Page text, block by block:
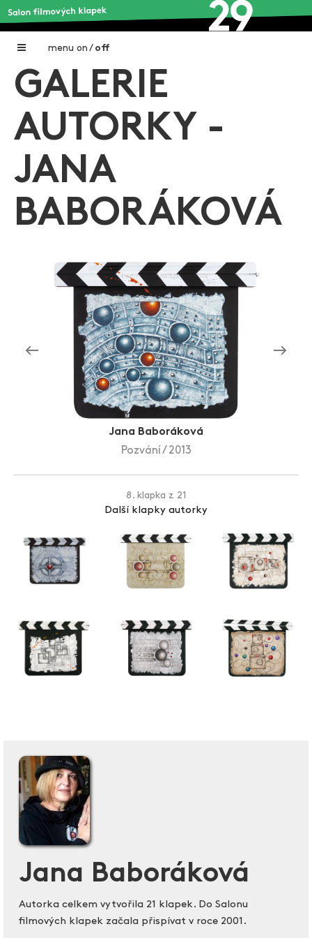
menu on / off
Home
Galerie filmových klapek
Autoři filmových klapek
O projektu
Aukce filmových klapek
Zlín Film Festival
GALERIE
AUTORKY -
JANA
BABORÁKOVÁ
Jana Baboráková
Pozvání / 2013
8. klapka z 21
Další klapky autorky
Jana Baboráková
Autorka celkem vytvořila 21 klapek. Do Salonu
filmových klapek začala přispívat v roce 2001.